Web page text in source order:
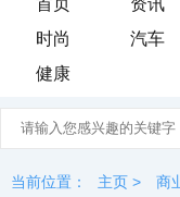
首页 资讯
时尚
汽车
健康
当前位置： 主页 > 商